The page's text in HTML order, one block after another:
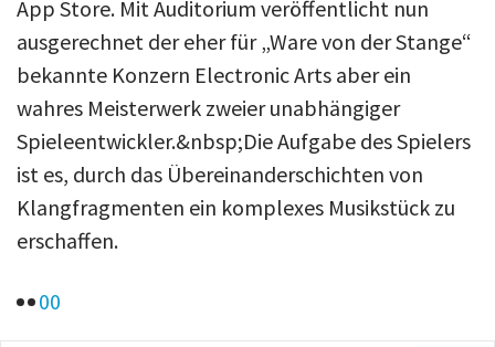
Mac
iPad
Tests
Tipps
Magazine
Über uns
Podcast
App Store. Mit Auditorium veröffentlicht nun
ausgerechnet der eher für „Ware von der Stange“
bekannte Konzern Electronic Arts aber ein
wahres Meisterwerk zweier unabhängiger
Spieleentwickler.&nbsp;Die Aufgabe des Spielers
ist es, durch das Übereinanderschichten von
Klangfragmenten ein komplexes Musikstück zu
erschaffen.
00